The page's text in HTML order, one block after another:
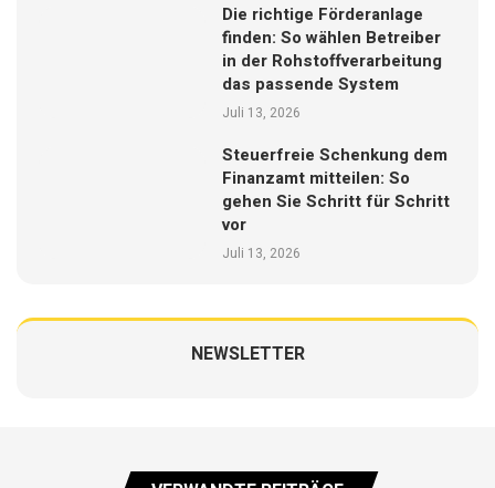
Die richtige Förderanlage
finden: So wählen Betreiber
in der Rohstoffverarbeitung
das passende System
Juli 13, 2026
Steuerfreie Schenkung dem
Finanzamt mitteilen: So
gehen Sie Schritt für Schritt
vor
Juli 13, 2026
NEWSLETTER